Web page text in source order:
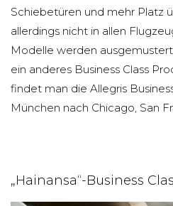
Schiebetüren und mehr Platz
allerdings nicht in allen
Modelle werden
ein anderes Business Class
findet man die Allegris
München nach Chicago, San
„Hainansa“-Business